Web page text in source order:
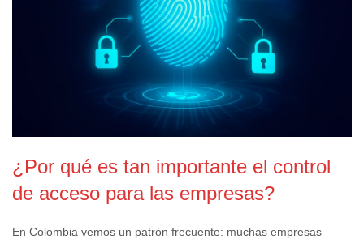
¿Por qué es tan importante el control
de acceso para las empresas?
En Colombia vemos un patrón frecuente: muchas empresas